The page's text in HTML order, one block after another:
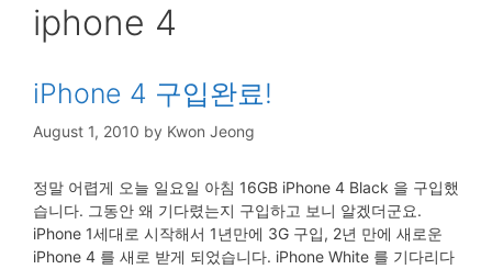
iphone 4
iPhone 4 구입완료!
August 1, 2010 by Kwon Jeong
정말 어렵게 오늘 일요일 아침 16GB iPhone 4 Black 을 구입했
습니다. 그동안 왜 기다렸는지 구입하고 보니 알겠더군요.
iPhone 1세대로 시작해서 1년만에 3G 구입, 2년 만에 새로운
iPhone 4 를 새로 받게 되었습니다. iPhone White 를 기다리다